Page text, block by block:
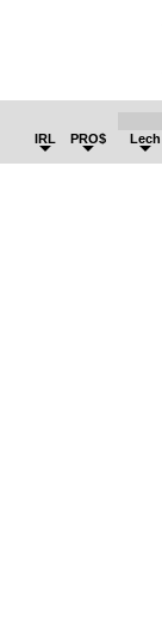
IRL PRO$ Lech